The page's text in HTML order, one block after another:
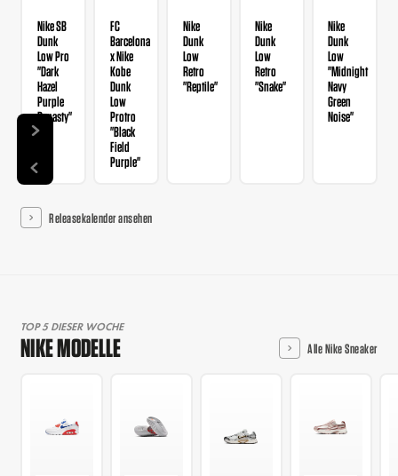
Nike SB
Dunk
Low Pro
"Dark
Hazel
Purple
Dynasty"
FC
Barcelona
x Nike
Kobe
Dunk
Low
Protro
"Black
Field
Purple"
Nike
Dunk
Low
Retro
"Reptile"
Nike
Dunk
Low
Retro
"Snake"
Nike
Dunk
Low
"Midnight
Navy
Green
Noise"
Releasekalender ansehen
TOP 5 DIESER WOCHE
NIKE MODELLE Alle Nike Sneaker